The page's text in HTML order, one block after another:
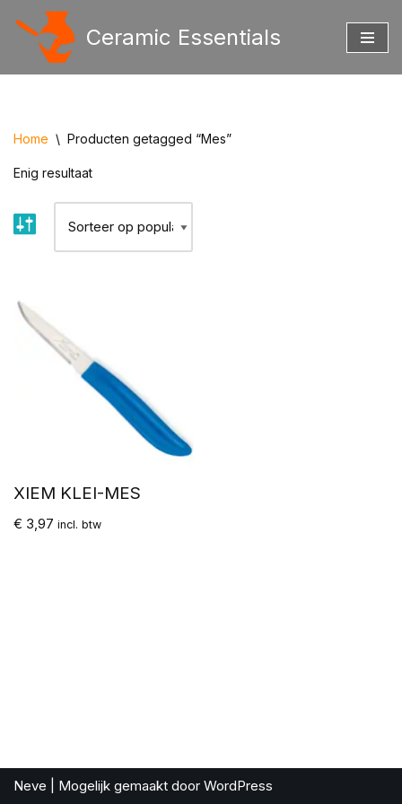
Ceramic Essentials
Home \ Producten getagged “Mes”
Enig resultaat
XIEM KLEI-MES
€ 3,97 incl. btw
Neve | Mogelijk gemaakt door WordPress